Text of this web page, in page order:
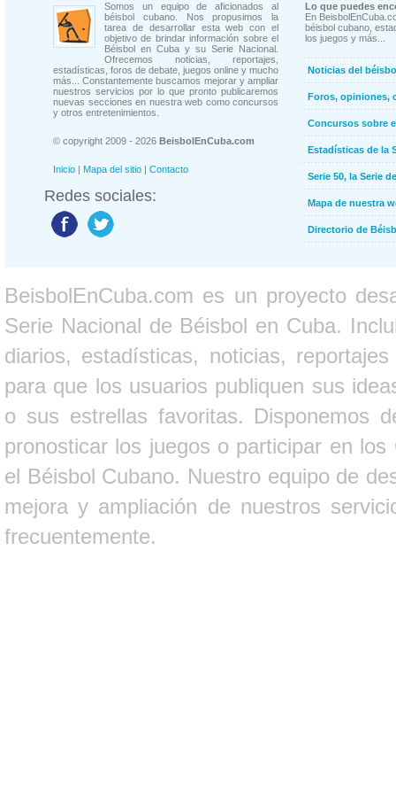
Somos un equipo de aficionados al
béisbol cubano. Nos propusimos la
tarea de desarrollar esta web con el
objetivo de brindar información sobre el
Béisbol en Cuba y su Serie Nacional.
Ofrecemos noticias, reportajes,
estadísticas, foros de debate, juegos online y mucho
más... Constantemente buscamos mejorar y ampliar
nuestros servicios por lo que pronto publicaremos
nuevas secciones en nuestra web como concursos
y otros entretenimientos.
© copyright 2009 - 2026 BeisbolEnCuba.com
Inicio | Mapa del sitio | Contacto
Redes sociales:
Lo que puedes
En
béisbol cubano,
los juegos y más...
Noticias del
Foros, opiniones,
Concursos sobre
Estadísticas de la
Serie 50, la Serie
Mapa de nuestra
Directorio de
BeisbolEnCuba.com es un proyecto
Serie Nacional de Béisbol en Cuba.
diarios, estadísticas, noticias,
para que los usuarios publiquen sus
o sus estrellas favoritas. Disponemos
pronosticar los juegos o participar en
el Béisbol Cubano. Nuestro equipo de
mejora y ampliación de nuestros
frecuentemente.